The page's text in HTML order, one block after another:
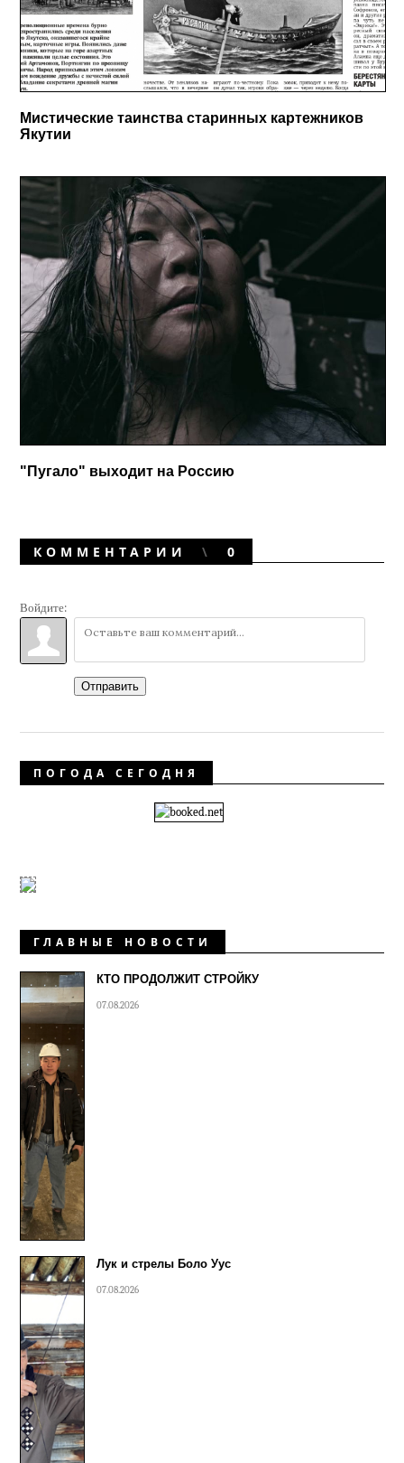
Мистические таинства старинных картежников
Якутии
"Пугало" выходит на Россию
КОММЕНТАРИИ 0
Войдите:
Отправить
ПОГОДА СЕГОДНЯ
ГЛАВНЫЕ НОВОСТИ
КТО ПРОДОЛЖИТ СТРОЙКУ
07.08.2026
Лук и стрелы Боло Уус
07.08.2026